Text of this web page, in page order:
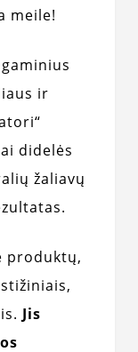
meile!
ir
didelės
žaliavų
produktų,
Jis